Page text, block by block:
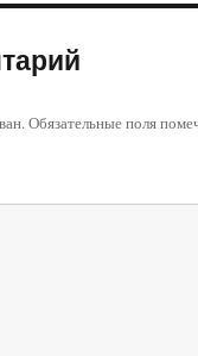
Обязательные поля